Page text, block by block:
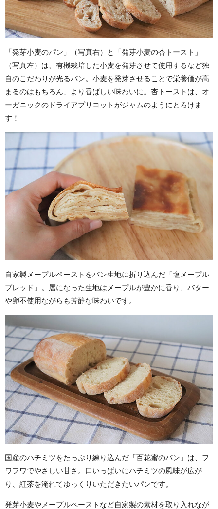
「発芽小麦のパン」（写真右）と「発芽小麦の杏トースト」
（写真左）は、有機栽培した小麦を発芽させて使用するなど独
自のこだわりが光るパン。小麦を発芽させることで栄養価が高
まるのはもちろん、より香ばしい味わいに。杏トーストは、オ
ーガニックのドライアプリコットがジャムのようにとろけま
す！
自家製メープルペーストをパン生地に折り込んだ「塩メープル
ブレッド」。層になった生地はメープルが豊かに香り、バター
や卵不使用ながらも芳醇な味わいです。
国産のハチミツをたっぷり練り込んだ「百花蜜のパン」は、フ
ワフワでやさしい甘さ。口いっぱいにハチミツの風味が広が
り、紅茶を淹れてゆっくりいただきたいパンです。
発芽小麦やメープルペーストなど自家製の素材を取り入れなが